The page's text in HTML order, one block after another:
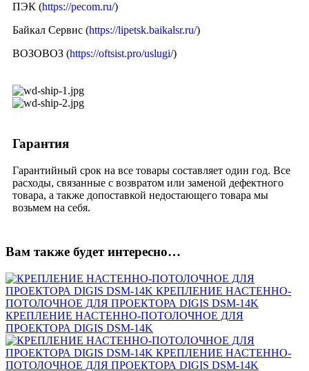
ПЭК (https://pecom.ru/)
Байкал Сервис (https://lipetsk.baikalsr.ru/)
ВОЗОВОЗ (https://oftsist.pro/uslugi/)
Гарантия
Гарантийный срок на все товары составляет один год. Все
расходы, связанные с возвратом или заменой дефектного
товара, а также допоставкой недостающего товара мы
возьмем на себя.
Вам также будет интересно…